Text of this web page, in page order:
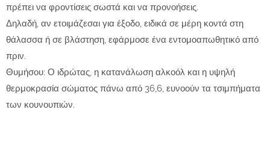
πρέπει να φροντίσεις σωστά και να προνοήσεις.
Δηλαδή, αν ετοιμάζεσαι για έξοδο, ειδικά σε μέρη κοντά στη
θάλασσα ή σε βλάστηση, εφάρμοσε ένα εντομοαπωθητικό από
πριν.
Θυμήσου: Ο ιδρώτας, η κατανάλωση αλκοόλ και η υψηλή
θερμοκρασία σώματος πάνω από 36,6, ευνοούν τα τσιμπήματα
των κουνουπιών.